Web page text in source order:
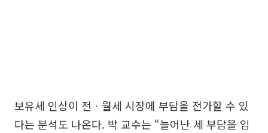
보유세 인상이 전ㆍ월세 시장에 부담을 전가할 수 있
다는 분석도 나온다. 박 교수는 “늘어난 세 부담을 임